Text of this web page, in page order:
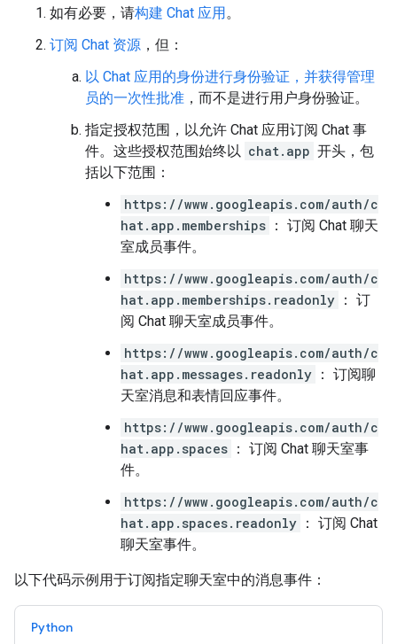
如有必要，请构建 Chat 应用。
订阅 Chat 资源 ，但：
以 Chat 应用的身份进行身份验证，并获得管理
员的一次性批准 ，而不是进行用户身份验证。
指定授权范围，以允许 Chat 应用订阅 Chat 事
件。这些授权范围始终以 chat.app 开头，包
括以下范围：
https://www.googleapis.com/auth/c
hat.app.memberships ： 订阅 Chat 聊天
室成员事件。
https://www.googleapis.com/auth/c
hat.app.memberships.readonly ： 订
阅 Chat 聊天室成员事件。
https://www.googleapis.com/auth/c
hat.app.messages.readonly ： 订阅聊
天室消息和表情回应事件。
https://www.googleapis.com/auth/c
hat.app.spaces ： 订阅 Chat 聊天室事
件。
https://www.googleapis.com/auth/c
hat.app.spaces.readonly ： 订阅 Chat
聊天室事件。
以下代码示例用于订阅指定聊天室中的消息事件：
Python